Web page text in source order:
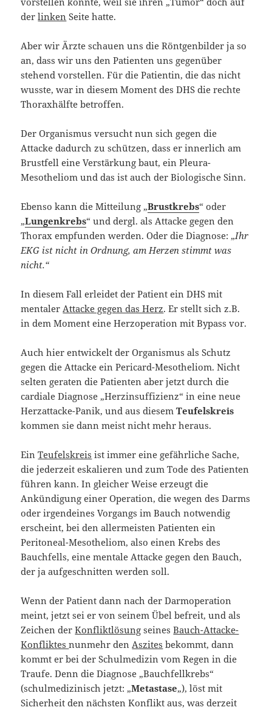
derlinken Seite hatte.
Aber wir Ärzte schauen uns die Röntgenbilder ja so
an, dass wir uns den Patienten uns gegenüber
stehend vorstellen. Für die Patientin, die das nicht
wusste, war in diesem Moment des DHS die rechte
Thoraxhälfte betroffen.
Der Organismus versucht nun sich gegen die
Attacke dadurch zu schützen, dass er innerlich am
Brustfell eine Verstärkung baut, ein Pleura-
Mesotheliom und das ist auch der Biologische Sinn.
Ebenso kann die Mitteilung „Brustkrebs“ oder
„Lungenkrebs“ und dergl. als Attacke gegen den
Thorax empfunden werden. Oder die Diagnose: „Ihr
EKG ist nicht in Ordnung, am Herzen stimmt was
nicht.“
In diesem Fall erleidet der Patient ein DHS mit
mentalerAttacke gegen das Herz. Er stellt sich z.B.
in dem Moment eine Herzoperation mit Bypass vor.
Auch hier entwickelt der Organismus als Schutz
gegen die Attacke ein Pericard-Mesotheliom. Nicht
selten geraten die Patienten aber jetzt durch die
cardiale Diagnose „Herzinsuffizienz“ in eine neue
Herzattacke-Panik, und aus diesemTeufelskreis
kommen sie dann meist nicht mehr heraus.
EinTeufelskreis ist immer eine gefährliche Sache,
die jederzeit eskalieren und zum Tode des Patienten
führen kann. In gleicher Weise erzeugt die
Ankündigung einer Operation, die wegen des Darms
oder irgendeines Vorgangs im Bauch notwendig
erscheint, bei den allermeisten Patienten ein
Peritoneal-Mesotheliom, also einen Krebs des
Bauchfells, eine mentale Attacke gegen den Bauch,
der ja aufgeschnitten werden soll.
Wenn der Patient dann nach der Darmoperation
meint, jetzt sei er von seinem Übel befreit, und als
Zeichen derKonfliktlösung seinesBauch-Attacke-
Konfliktesnunmehr denAszites bekommt, dann
kommt er bei der Schulmedizin vom Regen in die
Traufe. Denn die Diagnose „Bauchfellkrebs“
(schulmedizinisch jetzt: „Metastase„), löst mit
Sicherheit den nächsten Konflikt aus, was derzeit